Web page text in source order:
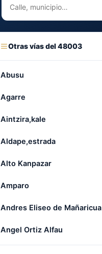
Otras vías del 48003
Abusu
Agarre
Aintzira,kale
Aldape,estrada
Alto Kanpazar
Amparo
Andres Eliseo de Mañaricua
Angel Ortiz Alfau